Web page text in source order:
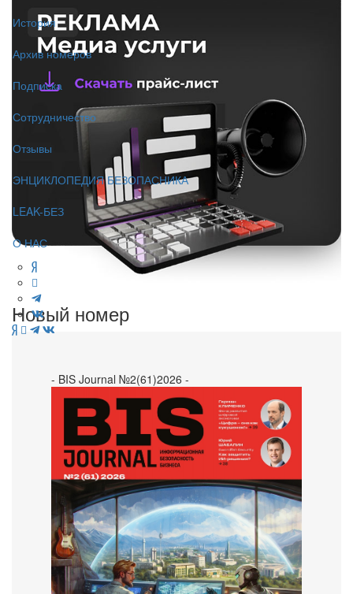
История
Архив номеров
Подписка
Сотрудничество
Отзывы
ЭНЦИКЛОПЕДИЯ БЕЗОПАСНИКА
LEAK-БЕЗ
О НАС
Новый номер
- BIS Journal №2(61)2026 -